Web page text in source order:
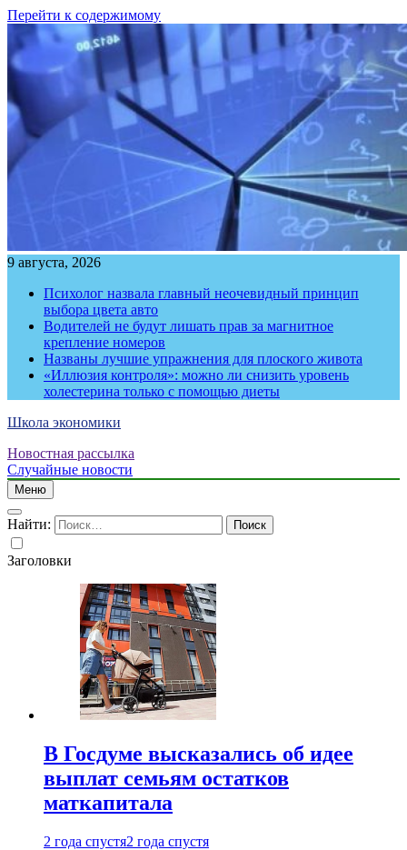
Перейти к содержимому
9 августа, 2026
Психолог назвала главный неочевидный принцип
выбора цвета авто
Водителей не будут лишать прав за магнитное
крепление номеров
Названы лучшие упражнения для плоского живота
«Иллюзия контроля»: можно ли снизить уровень
холестерина только с помощью диеты
Школа экономики
Новостная рассылка
Случайные новости
Меню
Найти:
Заголовки
В Госдуме высказались об идее
выплат семьям остатков
маткапитала
2 года спустя2 года спустя